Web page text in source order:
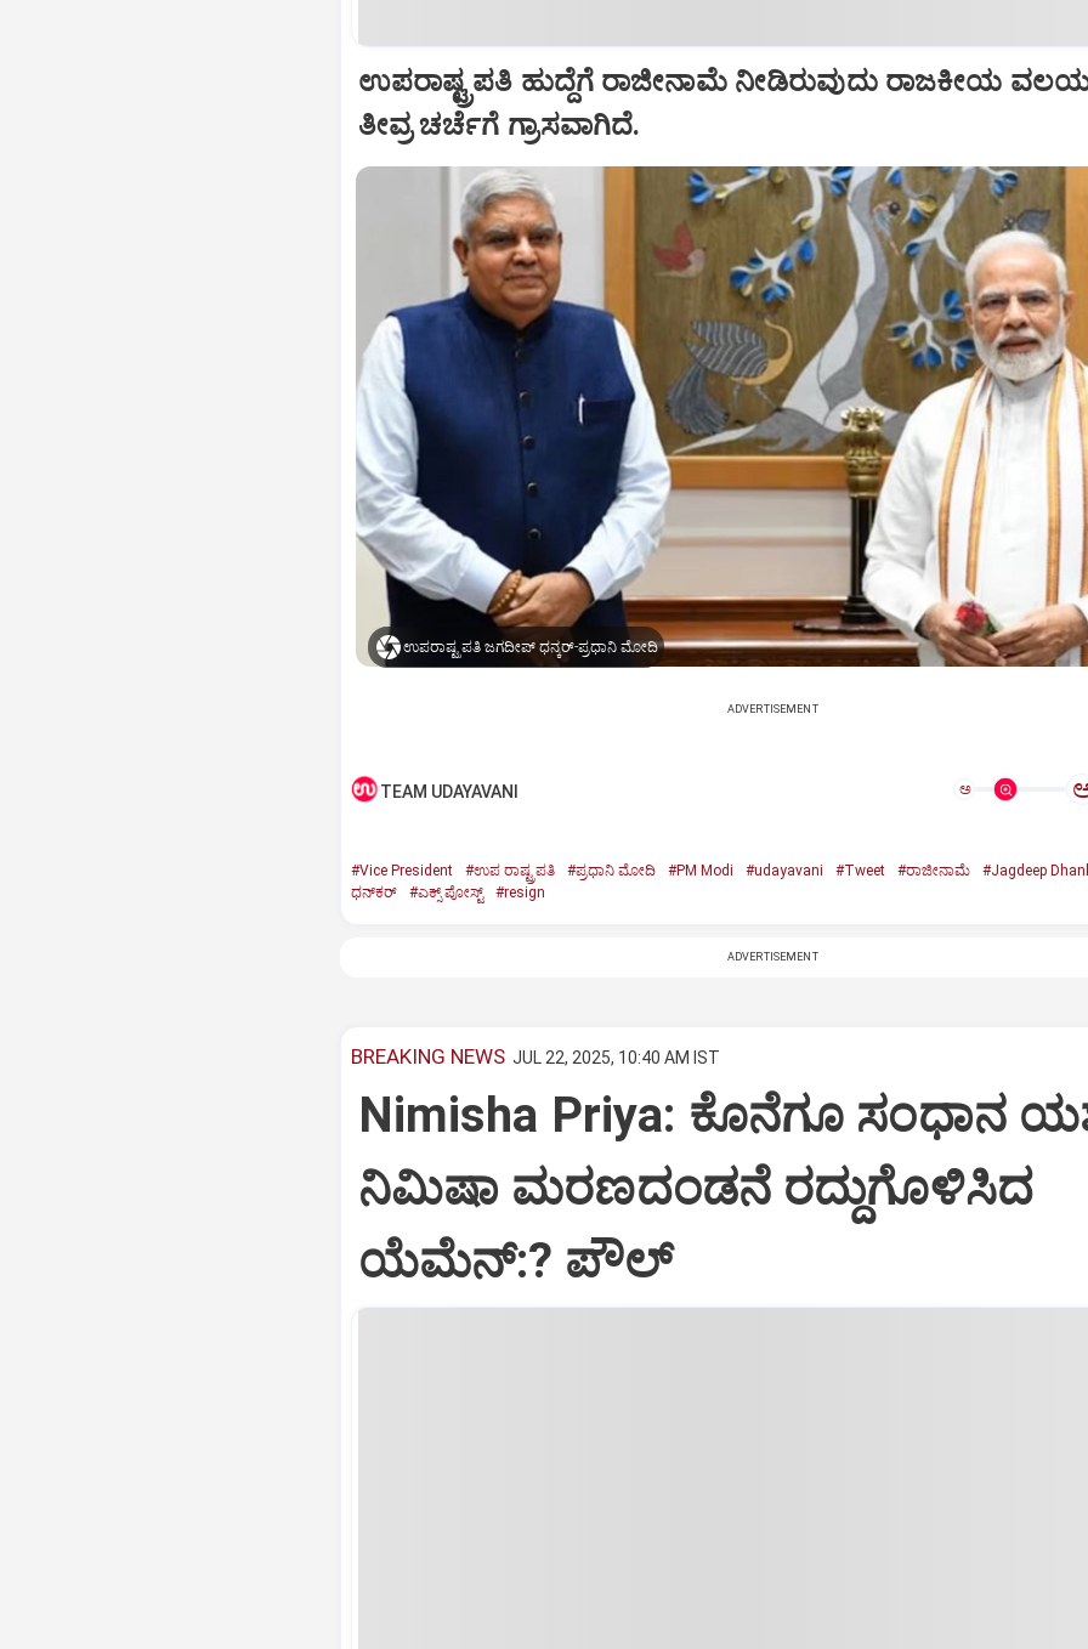
ಉಪರಾಷ್ಟ್ರಪತಿ ಹುದ್ದೆಗೆ ರಾಜೀನಾಮೆ ನೀಡಿರುವುದು ರಾಜಕೀಯ
ತೀವ್ರ ಚರ್ಚೆಗೆ ಗ್ರಾಸವಾಗಿದೆ.
ಉಪರಾಷ್ಟ್ರಪತಿ ಜಗದೀಪ್‌ ಧನ್ಕರ್-ಪ್ರಧಾನಿ ಮೋದಿ
ADVERTISEMENT
TEAM UDAYAVANI ಅ
#Vice President #ಉಪ ರಾಷ್ಟ್ರಪತಿ #ಪ್ರಧಾನಿ ಮೋದಿ #PM Modi #udayavani #Tweet #ರಾಜೀನಾಮೆ
#Jagdeep
ಧನ್‌ಕರ್‌
#ಎಕ್ಸ್‌ ಪೋಸ್ಟ್ #resign
ADVERTISEMENT
BREAKING NEWS JUL 22, 2025, 10:40 AM IST
Nimisha Priya: ಕೊನೆಗೂ ಸಂಧಾನ
ನಿಮಿಷಾ ಮರಣದಂಡನೆ ರದ್ದುಗೊಳಿಸಿದ
ಯೆಮೆನ್:? ಪೌಲ್